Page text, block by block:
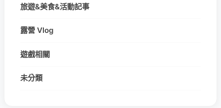
旅遊&美食&活動記事
露營 Vlog
遊戲相關
未分類